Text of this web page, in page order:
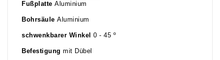
Fußplatte Aluminium
Bohrsäule Aluminium
schwenkbarer Winkel 0 - 45 º
Befestigung mit Dübel